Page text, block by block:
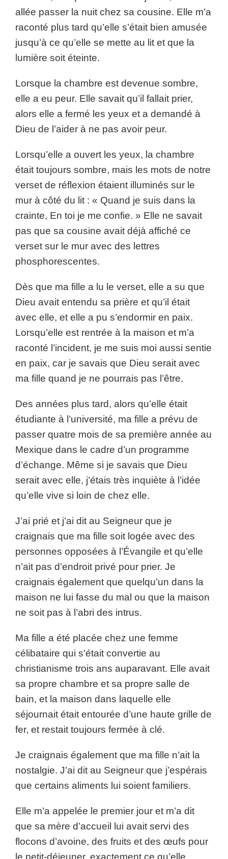
allée passer la nuit chez sa cousine. Elle m’a
raconté plus tard qu’elle s’était bien amusée
jusqu’à ce qu’elle se mette au lit et que la
lumière soit éteinte.
Lorsque la chambre est devenue sombre,
elle a eu peur. Elle savait qu’il fallait prier,
alors elle a fermé les yeux et a demandé à
Dieu de l’aider à ne pas avoir peur.
Lorsqu’elle a ouvert les yeux, la chambre
était toujours sombre, mais les mots de notre
verset de réflexion étaient illuminés sur le
mur à côté du lit : « Quand je suis dans la
crainte, En toi je me confie. » Elle ne savait
pas que sa cousine avait déjà affiché ce
verset sur le mur avec des lettres
phosphorescentes.
Dès que ma fille a lu le verset, elle a su que
Dieu avait entendu sa prière et qu’il était
avec elle, et elle a pu s’endormir en paix.
Lorsqu’elle est rentrée à la maison et m’a
raconté l’incident, je me suis moi aussi sentie
en paix, car je savais que Dieu serait avec
ma fille quand je ne pourrais pas l’être.
Des années plus tard, alors qu’elle était
étudiante à l’université, ma fille a prévu de
passer quatre mois de sa première année au
Mexique dans le cadre d’un programme
d’échange. Même si je savais que Dieu
serait avec elle, j’étais très inquiète à l’idée
qu’elle vive si loin de chez elle.
J’ai prié et j’ai dit au Seigneur que je
craignais que ma fille soit logée avec des
personnes opposées à l’Évangile et qu’elle
n’ait pas d’endroit privé pour prier. Je
craignais également que quelqu’un dans la
maison ne lui fasse du mal ou que la maison
ne soit pas à l’abri des intrus.
Ma fille a été placée chez une femme
célibataire qui s’était convertie au
christianisme trois ans auparavant. Elle avait
sa propre chambre et sa propre salle de
bain, et la maison dans laquelle elle
séjournait était entourée d’une haute grille de
fer, et restait toujours fermée à clé.
Je craignais également que ma fille n’ait la
nostalgie. J’ai dit au Seigneur que j’espérais
que certains aliments lui soient familiers.
Elle m’a appelée le premier jour et m’a dit
que sa mère d’accueil lui avait servi des
flocons d’avoine, des fruits et des œufs pour
le petit-déjeuner, exactement ce qu’elle